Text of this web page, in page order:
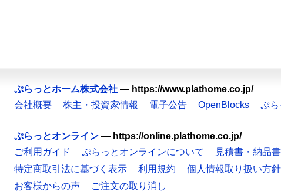
ぷらっとホーム株式会社 — https://www.plathome.co.jp/
会社概要
株主・投資家情報 電子公告 OpenBlocks ぷ
ぷらっとオンライン — https://online.plathome.co.jp/
ご利用ガイド
ぷらっとオンラインについて 見積書・納品
特定商取引法に基づく表示
利用規約 個人情報取り扱い方針
お客様からの声
ご注文の取り消し